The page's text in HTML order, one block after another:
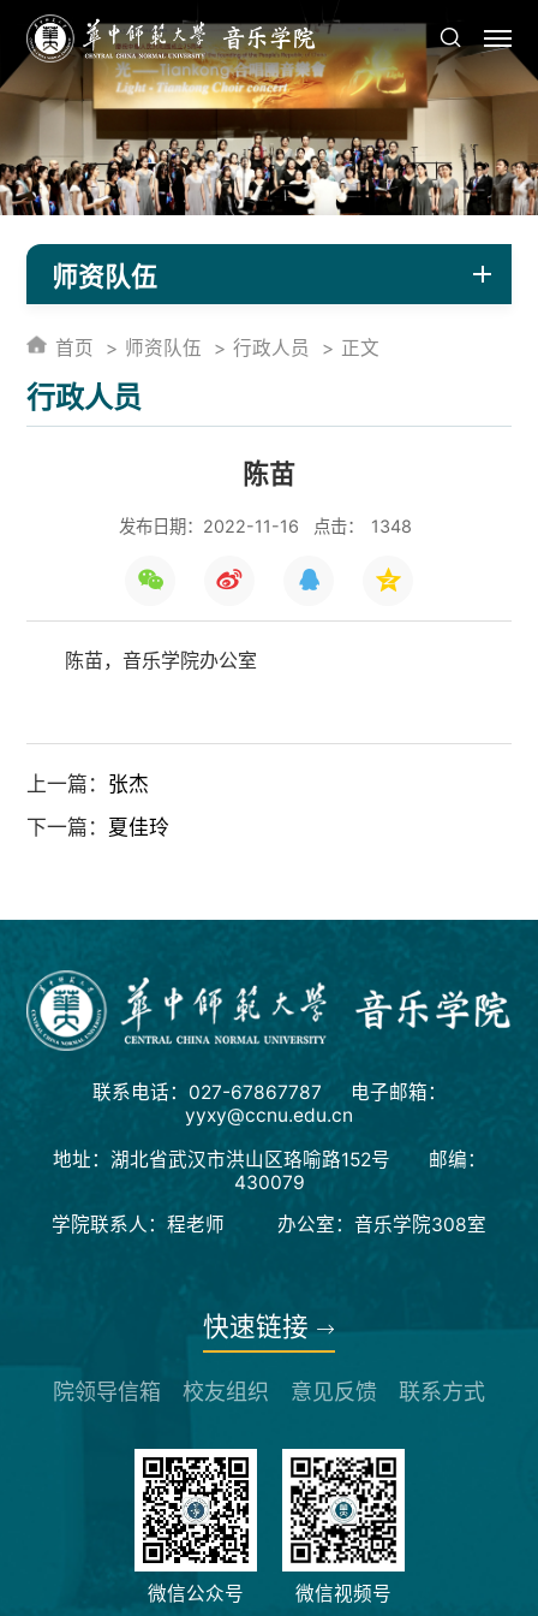
师资队伍
行政人员
首页 师资队伍 行政人员 正文
陈苗
发布日期：2022-11-16 点击： 1348
陈苗，音乐学院办公室
上一篇： 张杰
下一篇： 夏佳玲
联系电话：027-67867787 电子邮箱：
yyxy@ccnu.edu.cn
地址：湖北省武汉市洪山区珞喻路152号 邮编：
430079
学院联系人：程老师 办公室：音乐学院308室
快速链接
院领导信箱 校友组织 意见反馈 联系方式
微信公众号 微信视频号